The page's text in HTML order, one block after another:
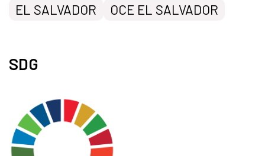
EL SALVADOR OCE EL SALVADOR
SDG